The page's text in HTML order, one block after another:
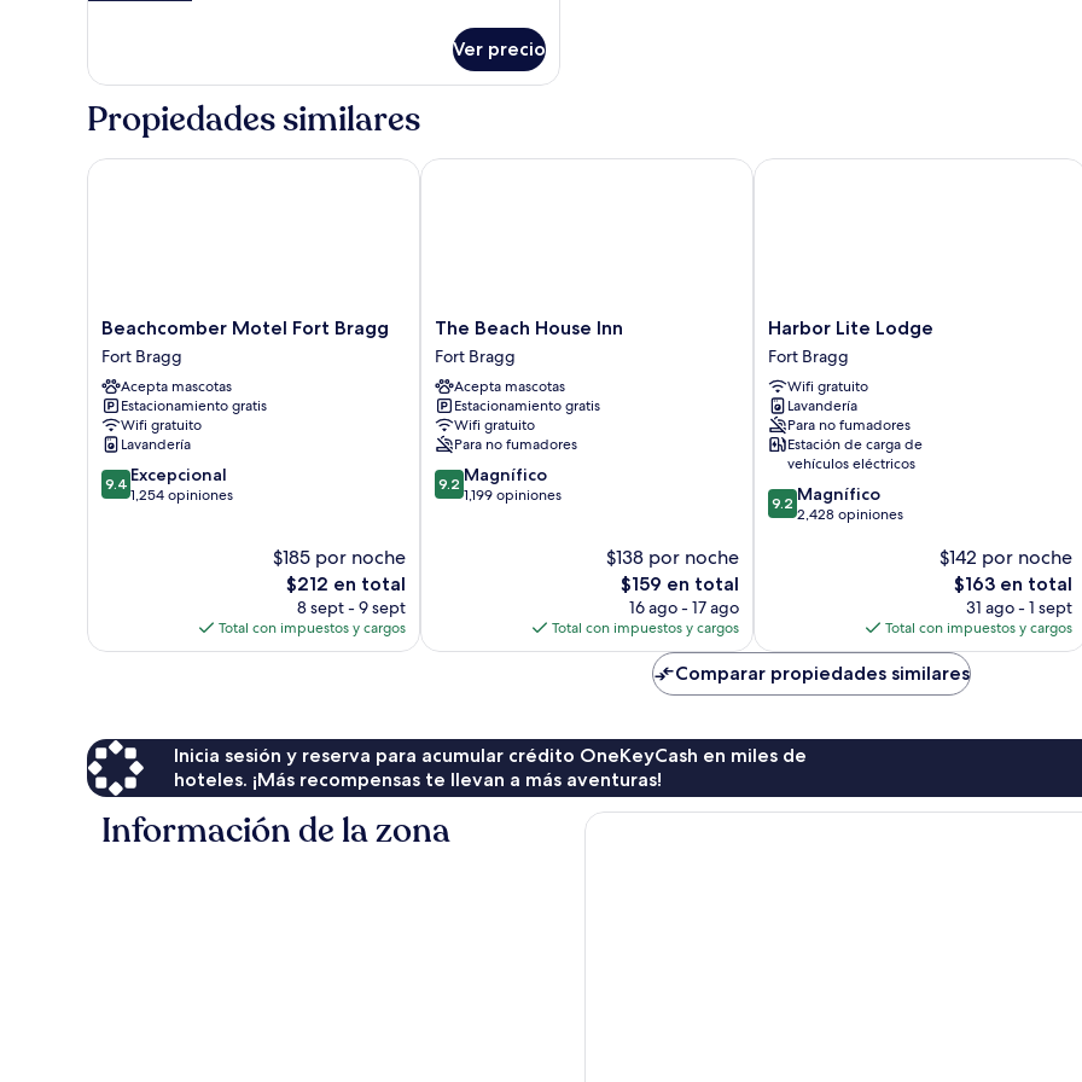
cocineta
Ver precio
Propiedades similares
Beachcomber
Motel
Fort
Bragg
Fort
Bragg
Beachcomber Motel Fort Bragg
Fort Bragg
Acepta mascotas
Estacionamiento gratis
Wifi gratuito
Lavandería
9.4
de
9.4 Excepcional
1,254 opiniones
$185 por noche
El
precio
actual
es
$212 en total
8 sept - 9 sept
Total con impuestos y cargos
Beachcomber Motel Fort Bragg
The
Beach
House
Inn
Fort
Bragg
The Beach House Inn
Fort Bragg
Acepta mascotas
Estacionamiento gratis
Wifi gratuito
Para no fumadores
9.2
de
9.2 Magnífico
1,199 opiniones
$138 por noche
El
precio
actual
es
$159 en total
16 ago - 17 ago
Total con impuestos y cargos
The Beach House Inn
Harbor
Lite
Lodge
Fort
Bragg
Harbor Lite Lodge
Fort Bragg
Wifi gratuito
Lavandería
Para no fumadores
Estación de carga de
vehículos eléctricos
9.2
de
9.2 Magnífico
2,428 opiniones
$142 por noche
El
precio
actual
es
de
$163
$163 en total
31 ago - 1 sept
Total con impuestos y cargos
Harbor Lite Lodge
Comparar propiedades similares
Inicia sesión y reserva para acumular crédito OneKeyCash en miles de
hoteles. ¡Más recompensas te llevan a más aventuras!
Información de la zona